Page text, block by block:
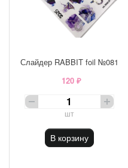
Слайдер RABBIT foil №081
120 ₽
шт
В корзину